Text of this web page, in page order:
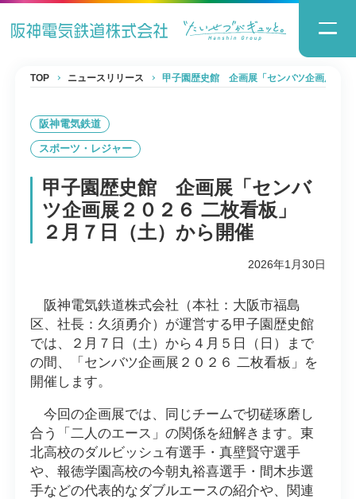
TOP ニュースリリース 甲子園歴史館 企画展「センバツ企画展２０
阪神電気鉄道
スポーツ・レジャー
甲子園歴史館 企画展「センバ
ツ企画展２０２６ 二枚看板」
２月７日（土）から開催
2026年1月30日
阪神電気鉄道株式会社（本社：大阪市福島
区、社長：久須勇介）が運営する甲子園歴史館
では、２月７日（土）から４月５日（日）まで
の間、「センバツ企画展２０２６ 二枚看板」を
開催します。
今回の企画展では、同じチームで切磋琢磨し
合う「二人のエース」の関係を紐解きます。東
北高校のダルビッシュ有選手・真壁賢守選手
や、報徳学園高校の今朝丸裕喜選手・間木歩選
手などの代表的なダブルエースの紹介や、関連